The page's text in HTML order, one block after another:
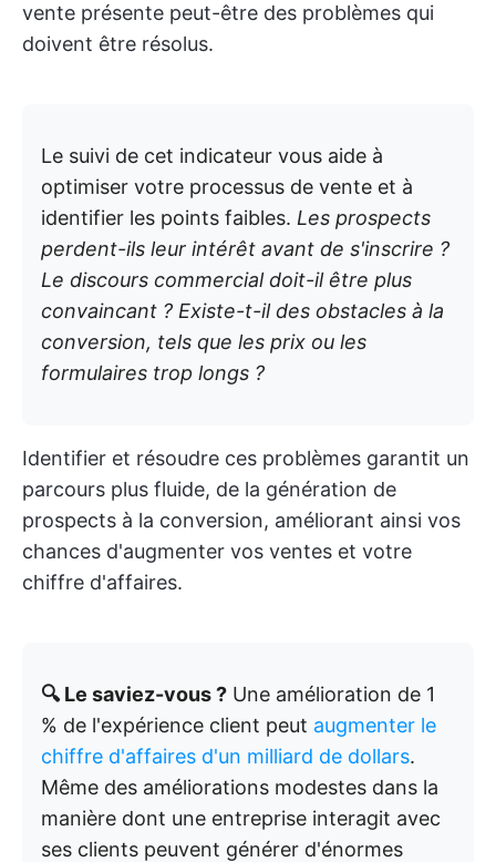
vente présente peut-être des problèmes qui
doivent être résolus.
Le suivi de cet indicateur vous aide à
optimiser votre processus de vente et à
identifier les points faibles. Les prospects
perdent-ils leur intérêt avant de s'inscrire ?
Le discours commercial doit-il être plus
convaincant ? Existe-t-il des obstacles à la
conversion, tels que les prix ou les
formulaires trop longs ?
Identifier et résoudre ces problèmes garantit un
parcours plus fluide, de la génération de
prospects à la conversion, améliorant ainsi vos
chances d'augmenter vos ventes et votre
chiffre d'affaires.
🔍 Le saviez-vous ? Une amélioration de 1
% de l'expérience client peut augmenter le
chiffre d'affaires d'un milliard de dollars.
Même des améliorations modestes dans la
manière dont une entreprise interagit avec
ses clients peuvent générer d'énormes